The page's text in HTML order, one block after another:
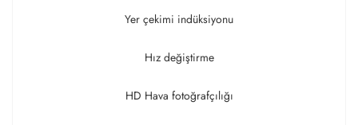
Yer çekimi indüksiyonu
Hız değiştirme
HD Hava fotoğrafçılığı